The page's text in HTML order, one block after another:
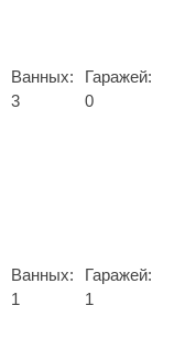
Ванных:
3
Гаражей:
0
Ванных:
1
Гаражей:
1